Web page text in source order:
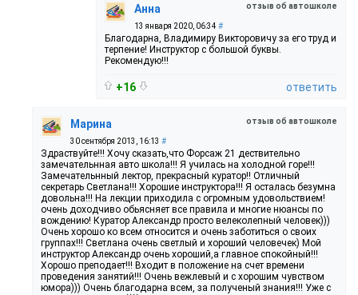
отзыв об автошколе
Анна
13 января 2020, 06:34 #
Благодарна, Владимиру Викторовичу за его труд и
терпение! Инструктор с большой буквы.
Рекомендую!!!
+16 ответить
отзыв об автошколе
Марина
30 сентября 2013, 16:13 #
Здраствуйте!!! Хочу сказать,что Форсаж 21 дествительно
замечательнная авто школа!!! Я училась на холодной горе!!!
Замечательнный лектор, прекрасный куратор!! Отличный
секретарь Светлана!!! Хорошие инструктора!!! Я осталась безумна
довольна!!! На лекции приходила с огромным удовольствием!
очень доходчиво обьясняет все правила и многие нюансы по
вождению! Куратор Александр просто велеколепный человек)))
Очень хорошо ко всем относится и очень заботиться о своих
группах!!! Светлана очень светлый и хороший человечек) Мой
инструктор Александр очень хороший,а главное спокойный!!!
Хорошо преподает!!! Входит в положение на счет времени
проведения занятий!!! Очень вежлевый и с хорошим чувством
юмора))) Очень благодарна всем, за полученый знания!!! Уже с